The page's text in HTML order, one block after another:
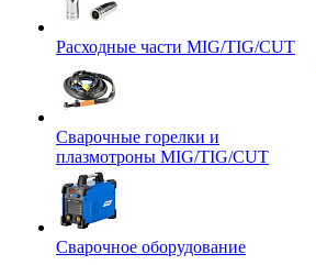
Расходные части MIG/TIG/CUT
Сварочные горелки и
плазмотроны MIG/TIG/CUT
Сварочное оборудование